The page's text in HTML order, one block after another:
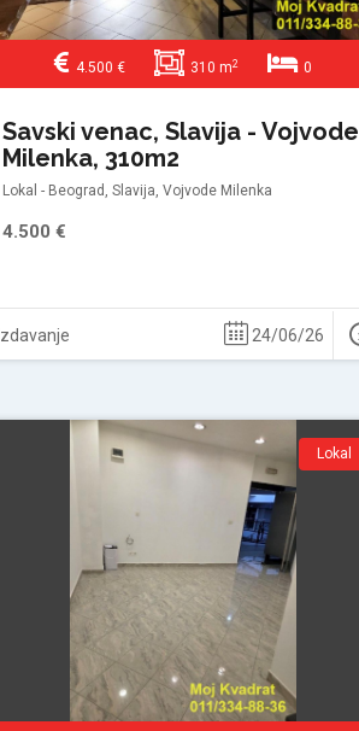
4.500 € 310 m2 0
Savski venac, Slavija - Vojvode
Milenka, 310m2
Lokal - Beograd, Slavija, Vojvode Milenka
4.500 €
Izdavanje 24/06/26
Lokal